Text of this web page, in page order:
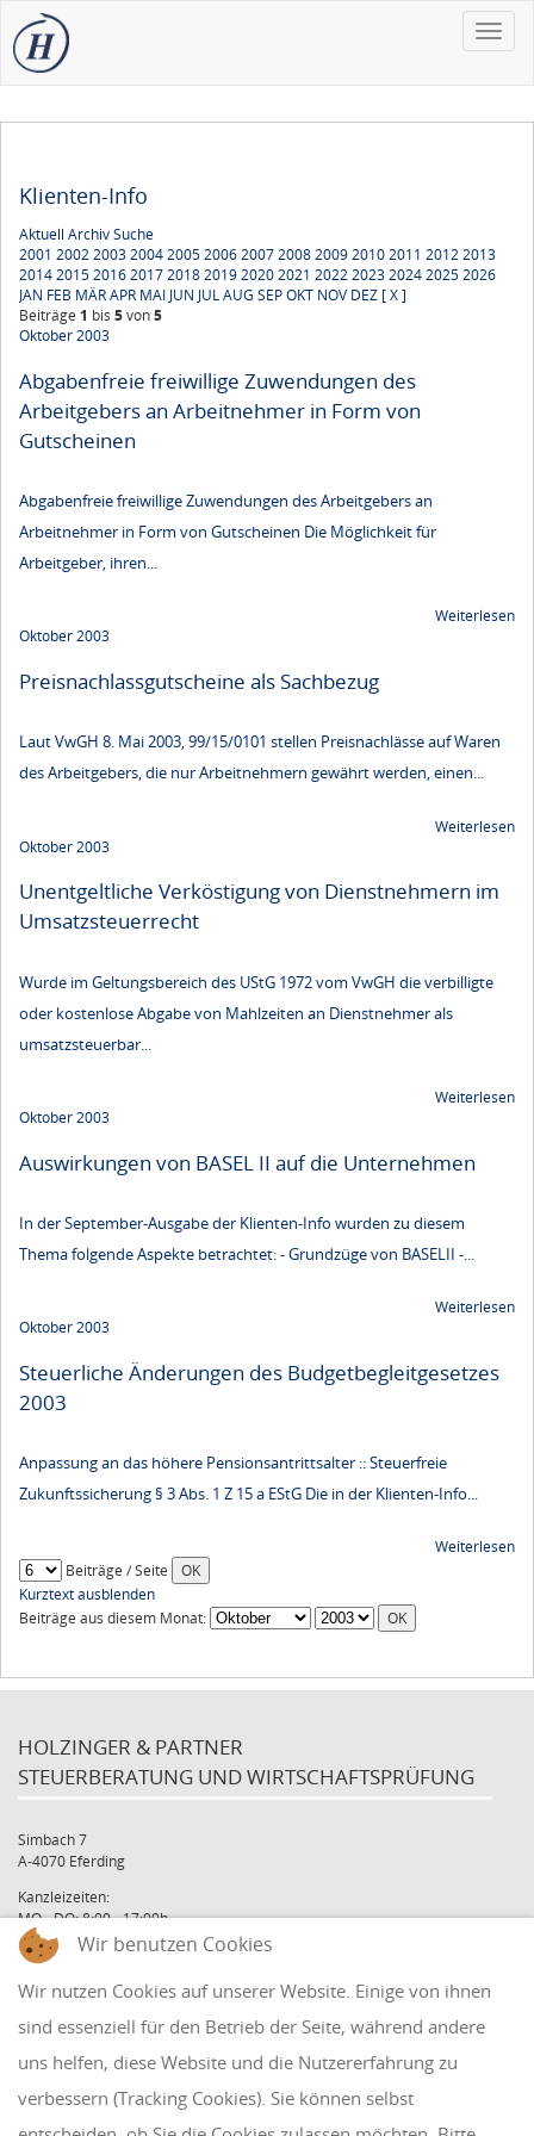
Toggle
Klienten-Info
Aktuell ArchivSuche
2001 2002200320042005200620072008200920102011 20122013
20142015201620172018201920202021 20222023202420252026
JAN FEB MÄRAPR MAI JUN JULAUG SEPOKT NOV DEZ [ X ]
Beiträge 1 bis 5von5
Oktober 2003
Abgabenfreie freiwillige Zuwendungen des
Arbeitgebers an Arbeitnehmer in Form von
Gutscheinen
Abgabenfreie freiwillige Zuwendungen des Arbeitgebers an
Arbeitnehmer in Form von Gutscheinen Die Möglichkeit für
Arbeitgeber, ihren...
Weiterlesen
Oktober 2003
Preisnachlassgutscheine als Sachbezug
Laut VwGH 8. Mai 2003, 99/15/0101 stellen Preisnachlässe auf Waren
des Arbeitgebers, die nur Arbeitnehmern gewährt werden, einen...
Weiterlesen
Oktober 2003
Unentgeltliche Verköstigung von Dienstnehmern im
Umsatzsteuerrecht
Wurde im Geltungsbereich des UStG 1972 vom VwGH die verbilligte
oder kostenlose Abgabe von Mahlzeiten an Dienstnehmer als
umsatzsteuerbar...
Weiterlesen
Oktober 2003
Auswirkungen von BASEL II auf die Unternehmen
In der September-Ausgabe der Klienten-Info wurden zu diesem
Thema folgende Aspekte betrachtet: - Grundzüge von BASELII -...
Weiterlesen
Oktober 2003
Steuerliche Änderungen des Budgetbegleitgesetzes
2003
Anpassung an das höhere Pensionsantrittsalter :: Steuerfreie
Zukunftssicherung § 3 Abs. 1 Z 15 a EStG Die in der Klienten-Info...
Weiterlesen
Beiträge / Seite
Kurztext ausblenden
Beiträge aus diesem Monat:
HOLZINGER & PARTNER
STEUERBERATUNG UND WIRTSCHAFTSPRÜFUNG
Simbach 7
A-4070 Eferding
Kanzleizeiten:
MO - DO: 8:00 - 17:00h
FR: 8:00 - 12:00h
Tel: +43 7272 39 79 - 0
Fax: +43 7272 39 79 - 9
QUICKLINKS
Wir benutzen Cookies
Wir nutzen Cookies auf unserer Website. Einige von ihnen
sind essenziell für den Betrieb der Seite, während andere
uns helfen, diese Website und die Nutzererfahrung zu
verbessern (Tracking Cookies). Sie können selbst